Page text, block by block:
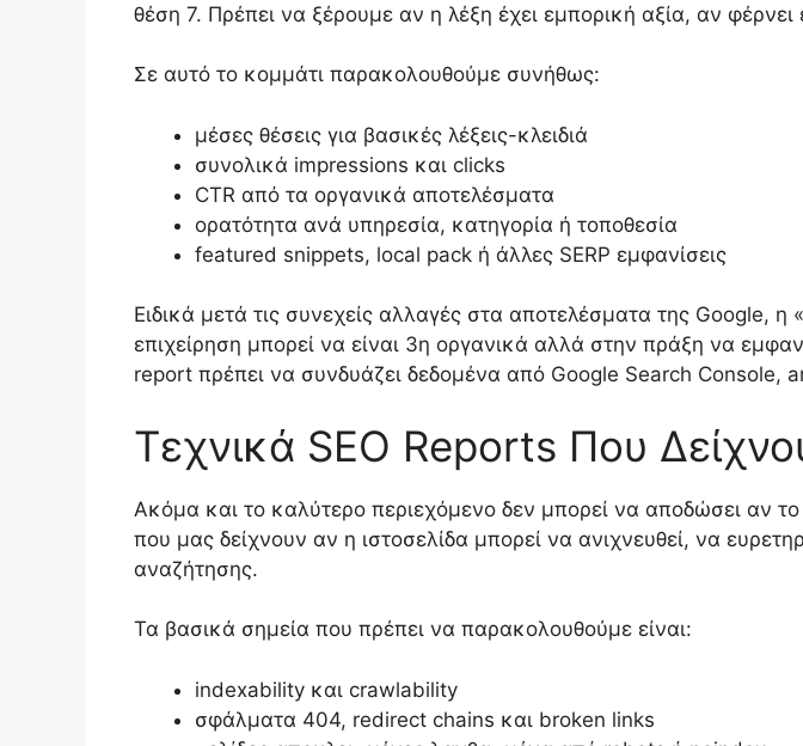
θέση 7. Πρέπει να ξέρουμε αν η λέξη έχει εμπορική αξία, αν
Σε αυτό το κομμάτι παρακολουθούμε συνήθως:
μέσες θέσεις για βασικές λέξεις-κλειδιά
συνολικά impressions και clicks
CTR από τα οργανικά αποτελέσματα
ορατότητα ανά υπηρεσία, κατηγορία ή τοποθεσία
featured snippets, local pack ή άλλες SERP εμφανίσεις
Ειδικά μετά τις συνεχείς αλλαγές στα αποτελέσματα της Google,
επιχείρηση μπορεί να είναι 3η οργανικά αλλά στην πράξη να
report πρέπει να συνδυάζει δεδομένα από Google Search Console,
Τεχνικά SEO Reports Που
Ακόμα και το καλύτερο περιεχόμενο δεν μπορεί να αποδώσει αν
που μας δείχνουν αν η ιστοσελίδα μπορεί να ανιχνευθεί, να
αναζήτησης.
Τα βασικά σημεία που πρέπει να παρακολουθούμε είναι:
indexability και crawlability
σφάλματα 404, redirect chains και broken links